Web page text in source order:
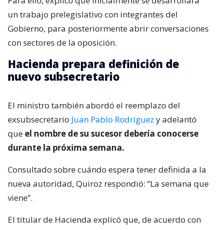
un trabajo prelegislativo con integrantes del
Gobierno, para posteriormente abrir conversaciones
con sectores de la oposición.
Hacienda prepara definición de
nuevo subsecretario
El ministro también abordó el reemplazo del
exsubsecretario Juan Pablo Rodríguez y adelantó
que el nombre de su sucesor debería conocerse
durante la próxima semana.
Consultado sobre cuándo espera tener definida a la
nueva autoridad, Quiroz respondió: “La semana que
viene”.
El titular de Hacienda explicó que, de acuerdo con